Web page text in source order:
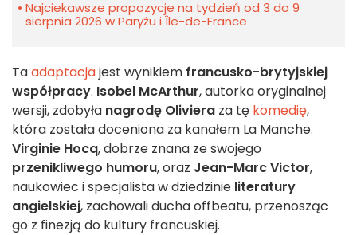
Najciekawsze propozycje na tydzień od 3 do 9
sierpnia 2026 w Paryżu i Île-de-France
Taadaptacjajest wynikiem francusko-brytyjskiej
współpracy. Isobel McArthur, autorka oryginalnej
wersji, zdobyła nagrodę Oliviera za tę komedię,
która została doceniona za kanałem La Manche.
Virginie Hocq, dobrze znana ze swojego
przenikliwego humoru, oraz Jean-Marc Victor,
naukowiec i specjalista w dziedzinie literatury
angielskiej, zachowali ducha offbeatu, przenosząc
go z finezją do kultury francuskiej.